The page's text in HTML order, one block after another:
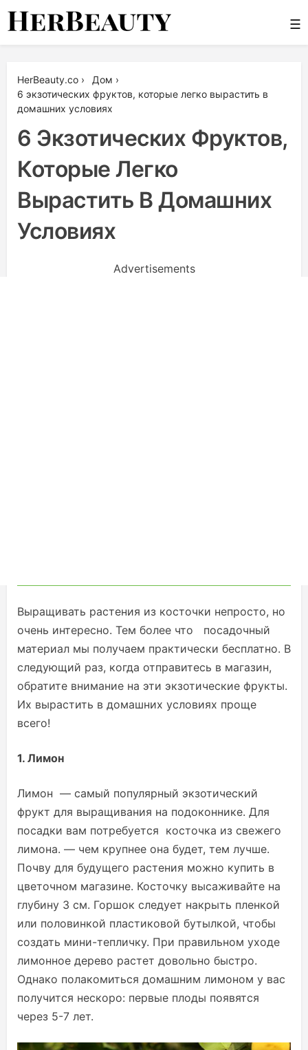
Skip
☰
HerBeauty.co › Дом ›
6 экзотических фруктов, которые легко вырастить в
домашних условиях
6 Экзотических Фруктов,
Которые Легко
Вырастить В Домашних
Условиях
Advertisements
Выращивать растения из косточки непросто, но
очень интересно. Тем более что посадочный
материал мы получаем практически бесплатно. В
следующий раз, когда отправитесь в магазин,
обратите внимание на эти экзотические фрукты.
Их вырастить в домашних условиях проще
всего!
1. Лимон
Лимон — самый популярный экзотический
фрукт для выращивания на подоконнике. Для
посадки вам потребуется косточка из свежего
лимона. — чем крупнее она будет, тем лучше.
Почву для будущего растения можно купить в
цветочном магазине. Косточку высаживайте на
глубину 3 см. Горшок следует накрыть пленкой
или половинкой пластиковой бутылкой, чтобы
создать мини-тепличку. При правильном уходе
лимонное дерево растет довольно быстро.
Однако полакомиться домашним лимоном у вас
получится нескоро: первые плоды появятся
через 5-7 лет.